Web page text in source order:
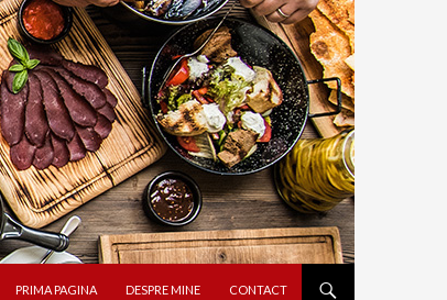
PRIMA PAGINA
DESPRE MINE CONTACT